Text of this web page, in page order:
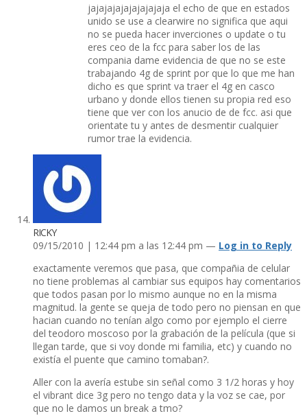
jajajajajajajajajaja el echo de que en estados
unido se use a clearwire no significa que aqui
no se pueda hacer inverciones o update o tu
eres ceo de la fcc para saber los de las
compania dame evidencia de que no se este
trabajando 4g de sprint por que lo que me han
dicho es que sprint va traer el 4g en casco
urbano y donde ellos tienen su propia red eso
tiene que ver con los anucio de de fcc. asi que
orientate tu y antes de desmentir cualquier
rumor trae la evidencia.
RICKY
09/15/2010 | 12:44 pm a las 12:44 pm — Log in to Reply
exactamente veremos que pasa, que compañia de celular
no tiene problemas al cambiar sus equipos hay comentarios
que todos pasan por lo mismo aunque no en la misma
magnitud. la gente se queja de todo pero no piensan en que
hacian cuando no tení­an algo como por ejemplo el cierre
del teodoro moscoso por la grabación de la pelí­cula (que si
llegan tarde, que si voy donde mi familia, etc) y cuando no
existí­a el puente que camino tomaban?.
Aller con la averí­a estube sin señal como 3 1/2 horas y hoy
el vibrant dice 3g pero no tengo data y la voz se cae, por
que no le damos un break a tmo?